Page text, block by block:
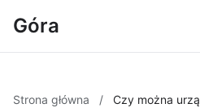
Góra
Strona główna /
Czy można